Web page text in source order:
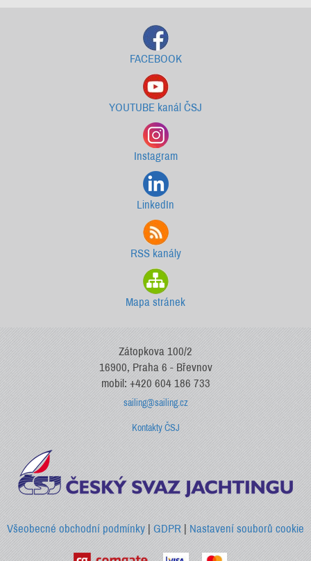
FACEBOOK
YOUTUBE kanál ČSJ
Instagram
LinkedIn
RSS kanály
Mapa stránek
Zátopkova 100/2
16900, Praha 6 - Břevnov
mobil: +420 604 186 733
sailing@sailing.cz
Kontakty ČSJ
Všeobecné obchodní podmínky |GDPR |Nastavení souborů cookie